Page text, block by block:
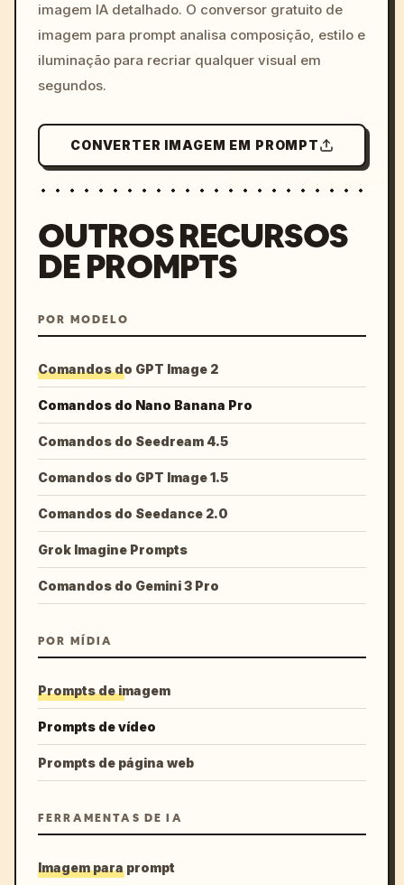
imagem IA detalhado. O conversor gratuito de
imagem para prompt analisa composição, estilo e
iluminação para recriar qualquer visual em
segundos.
CONVERTER IMAGEM EM PROMPT
OUTROS RECURSOS
DE PROMPTS
POR MODELO
Comandos do GPT Image 2
Comandos do Nano Banana Pro
Comandos do Seedream 4.5
Comandos do GPT Image 1.5
Comandos do Seedance 2.0
Grok Imagine Prompts
Comandos do Gemini 3 Pro
POR MÍDIA
Prompts de imagem
Prompts de vídeo
Prompts de página web
FERRAMENTAS DE IA
Imagem para prompt